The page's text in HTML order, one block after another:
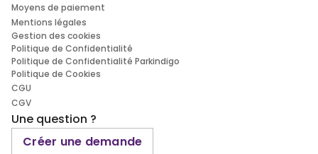
Moyens de paiement
Mentions légales
Gestion des cookies
Politique de Confidentialité
Politique de Confidentialité Parkindigo
Politique de Cookies
CGU
CGV
Une question ?
Créer une demande